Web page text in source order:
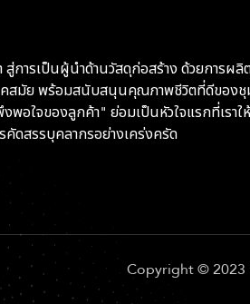
ารเป็นผู้นำด้านวัสดุก่อสร้าง ด้วยการผลิ
คสมัย พร้อมสนับสนุนคุณภาพชีวิตที่ดีของ
พอใจของลูกค้า" ย่อมเป็นหัวใจแรกที่เราใ
ดสรรบุคลากรอย่างเคร่งครัด
Copyright © 2023